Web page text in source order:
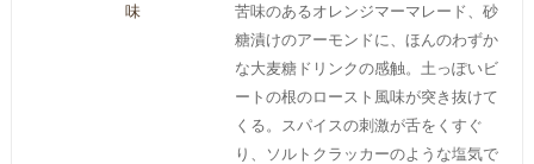
味
苦味のあるオレンジマーマレード、砂
糖漬けのアーモンドに、ほんのわずか
な大麦糖ドリンクの感触。土っぽいビ
ートの根のロースト風味が突き抜けて
くる。スパイスの刺激が舌をくすぐ
り、ソルトクラッカーのような塩気で